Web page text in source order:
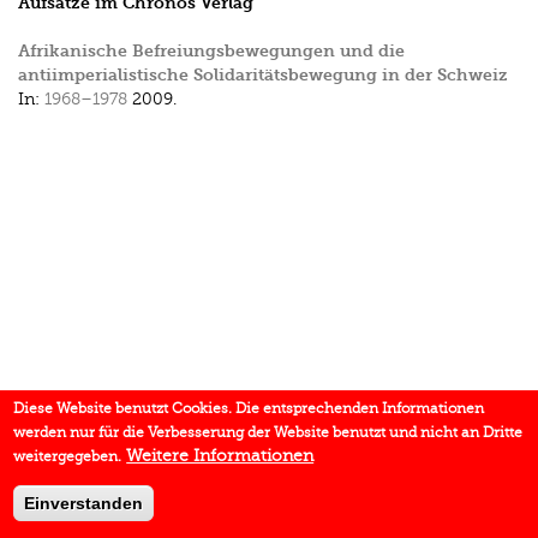
Afrikanische Befreiungsbewegungen und die
antiimperialistische Solidaritätsbewegung in der Schweiz
In: 1968–1978 2009.
Diese Website benutzt Cookies. Die entsprechenden Informationen
werden nur für die Verbesserung der Website benutzt und nicht an Dritte
weitergegeben. Weitere Informationen
Einverstanden